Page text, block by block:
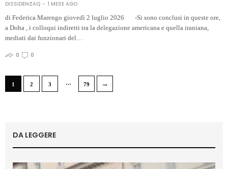
DISSIDENZAQ
1 MESE AGO
di Federica Marengo giovedì 2 luglio 2026 -Si sono conclusi in queste ore,
a Doha , i colloqui indiretti tra la delegazione americana e quella iraniana,
mediati dai funzionari del…
0 0
1 2 3 … 79 →
DA LEGGERE